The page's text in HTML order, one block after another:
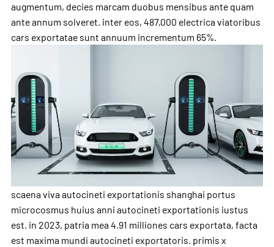
augmentum, decies marcam duobus mensibus ante quam
ante annum solveret. inter eos, 487,000 electrica viatoribus
cars exportatae sunt annuum incrementum 65%.
scaena viva autocineti exportationis shanghai portus
microcosmus huius anni autocineti exportationis iustus
est. in 2023, patria mea 4.91 milliones cars exportata, facta
est maxima mundi autocineti exportatoris. primis x